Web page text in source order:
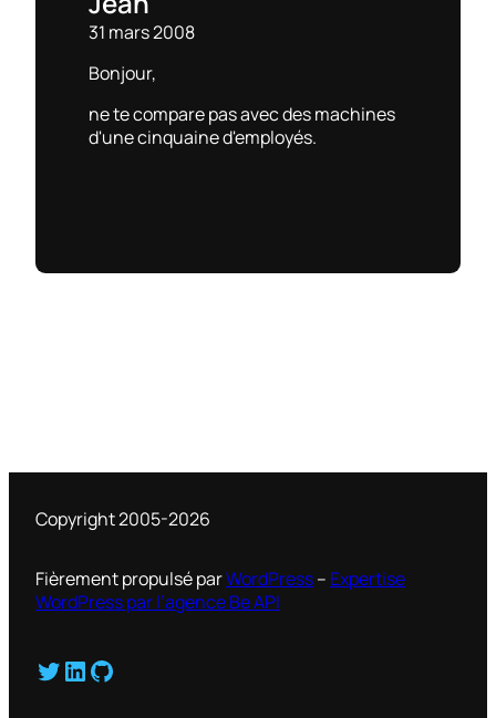
31 mars 2008
Bonjour,
ne te compare pas avec des machines
d'une cinquaine d'employés.
Copyright 2005-2026
Fièrement propulsé parWordPress– Expertise
WordPress par l’agence Be API
Twitter
LinkedIn
GitHub